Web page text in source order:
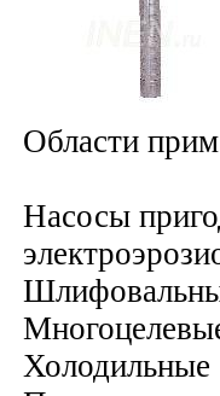
Области
Насосы